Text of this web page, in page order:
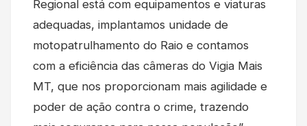
Regional está com equipamentos e viaturas
adequadas, implantamos unidade de
motopatrulhamento do Raio e contamos
com a eficiência das câmeras do Vigia Mais
MT, que nos proporcionam mais agilidade e
poder de ação contra o crime, trazendo